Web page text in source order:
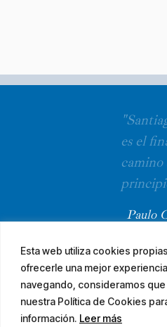
Esta web utiliza cookies
ofrecerle una mejor
navegando, consideramos
nuestra Política de Cookies
información. Leer más
es el
camino
Paulo